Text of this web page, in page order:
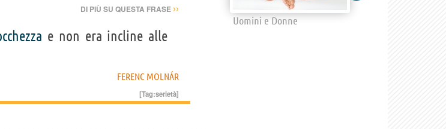
DI PIÙ SU QUESTA FRASE ››
e non era incline alle
FERENC MOLNÁR
[Tag:serietà]
Uomini e Donne